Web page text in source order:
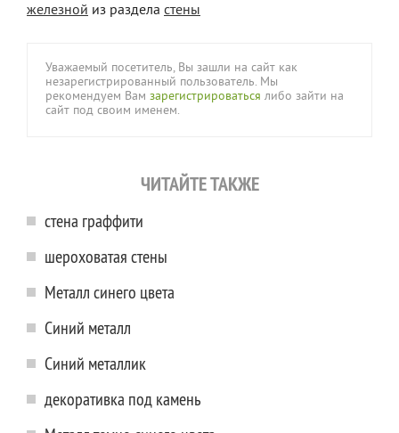
железной из раздела стены
Уважаемый посетитель, Вы зашли на сайт как
незарегистрированный пользователь. Мы
рекомендуем Вам зарегистрироваться либо зайти на
сайт под своим именем.
ЧИТАЙТЕ ТАКЖЕ
стена граффити
шероховатая стены
Металл синего цвета
Синий металл
Синий металлик
декоративка под камень